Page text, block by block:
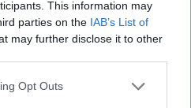
This information may
parties on the IAB’s List of
may further disclose it to other
Opt Outs
"Non